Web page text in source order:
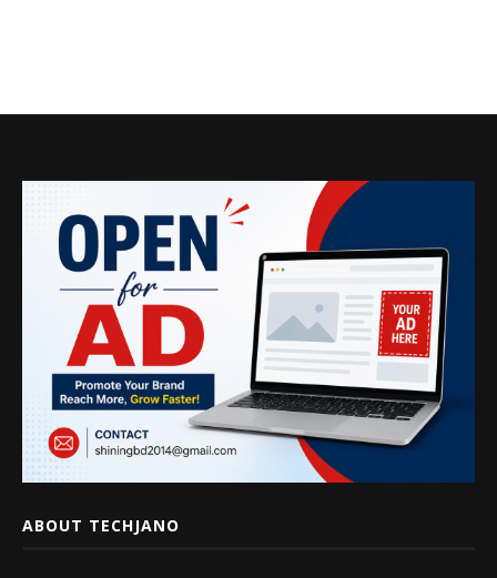
ABOUT TECHJANO